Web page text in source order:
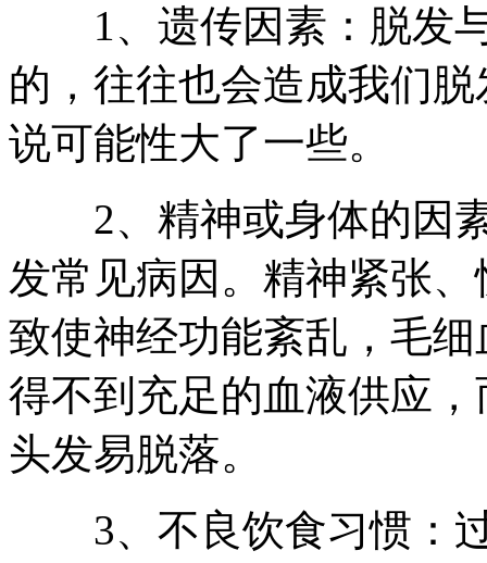
1、遗传因素：脱发与
的，往往也会造成我们
说可能性大了一些。
2、精神或身体的因素
发常见病因。精神紧张
致使神经功能紊乱，毛
得不到充足的血液供应
头发易脱落。
3、不良饮食习惯：过